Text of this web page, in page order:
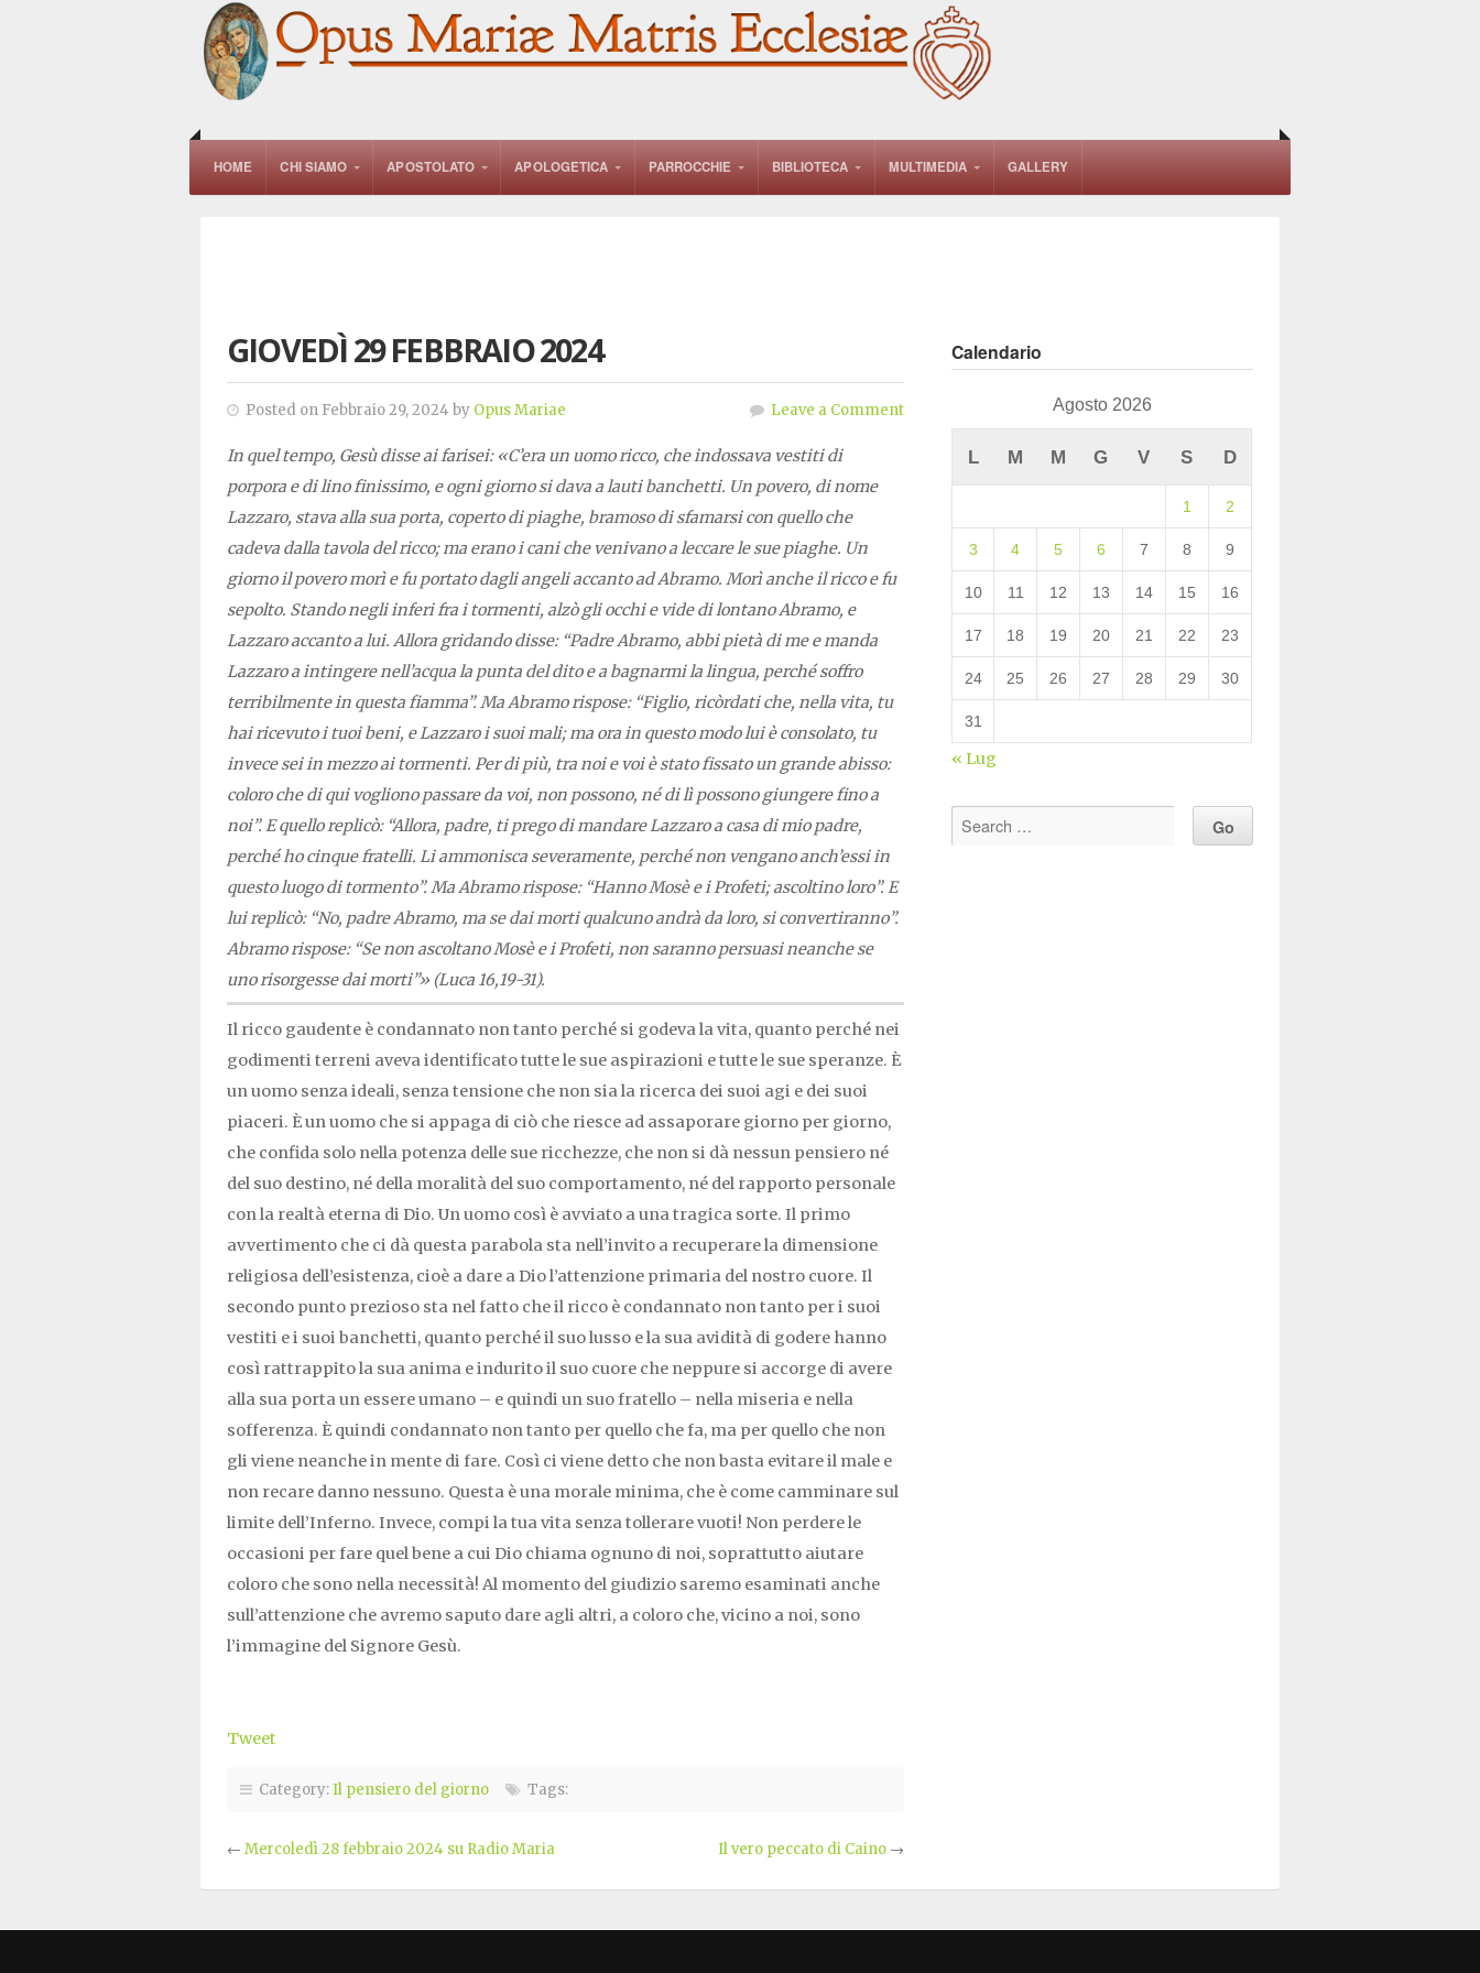
HOME CHI SIAMO APOSTOLATO APOLOGETICA PARROCCHIE BIBLIOTECA MULTIMEDIA GALLERY
GIOVEDÌ 29 FEBBRAIO 2024
Posted on Febbraio 29, 2024 by Opus Mariae Leave a Comment
In quel tempo, Gesù disse ai farisei: «C’era un uomo ricco, che indossava vestiti di
porpora e di lino finissimo, e ogni giorno si dava a lauti banchetti. Un povero, di nome
Lazzaro, stava alla sua porta, coperto di piaghe, bramoso di sfamarsi con quello che
cadeva dalla tavola del ricco; ma erano i cani che venivano a leccare le sue piaghe. Un
giorno il povero morì e fu portato dagli angeli accanto ad Abramo. Morì anche il ricco e fu
sepolto. Stando negli inferi fra i tormenti, alzò gli occhi e vide di lontano Abramo, e
Lazzaro accanto a lui. Allora gridando disse: “Padre Abramo, abbi pietà di me e manda
Lazzaro a intingere nell’acqua la punta del dito e a bagnarmi la lingua, perché soffro
terribilmente in questa fiamma”. Ma Abramo rispose: “Figlio, ricòrdati che, nella vita, tu
hai ricevuto i tuoi beni, e Lazzaro i suoi mali; ma ora in questo modo lui è consolato, tu
invece sei in mezzo ai tormenti. Per di più, tra noi e voi è stato fissato un grande abisso:
coloro che di qui vogliono passare da voi, non possono, né di lì possono giungere fino a
noi”. E quello replicò: “Allora, padre, ti prego di mandare Lazzaro a casa di mio padre,
perché ho cinque fratelli. Li ammonisca severamente, perché non vengano anch’essi in
questo luogo di tormento”. Ma Abramo rispose: “Hanno Mosè e i Profeti; ascoltino loro”. E
lui replicò: “No, padre Abramo, ma se dai morti qualcuno andrà da loro, si convertiranno”.
Abramo rispose: “Se non ascoltano Mosè e i Profeti, non saranno persuasi neanche se
uno risorgesse dai morti”» (Luca 16,19-31).
Il ricco gaudente è condannato non tanto perché si godeva la vita, quanto perché nei
godimenti terreni aveva identificato tutte le sue aspirazioni e tutte le sue speranze. È
un uomo senza ideali, senza tensione che non sia la ricerca dei suoi agi e dei suoi
piaceri. È un uomo che si appaga di ciò che riesce ad assaporare giorno per giorno,
che confida solo nella potenza delle sue ricchezze, che non si dà nessun pensiero né
del suo destino, né della moralità del suo comportamento, né del rapporto personale
con la realtà eterna di Dio. Un uomo così è avviato a una tragica sorte. Il primo
avvertimento che ci dà questa parabola sta nell’invito a recuperare la dimensione
religiosa dell’esistenza, cioè a dare a Dio l’attenzione primaria del nostro cuore. Il
secondo punto prezioso sta nel fatto che il ricco è condannato non tanto per i suoi
vestiti e i suoi banchetti, quanto perché il suo lusso e la sua avidità di godere hanno
così rattrappito la sua anima e indurito il suo cuore che neppure si accorge di avere
alla sua porta un essere umano – e quindi un suo fratello – nella miseria e nella
sofferenza. È quindi condannato non tanto per quello che fa, ma per quello che non
gli viene neanche in mente di fare. Così ci viene detto che non basta evitare il male e
non recare danno nessuno. Questa è una morale minima, che è come camminare sul
limite dell’Inferno. Invece, compi la tua vita senza tollerare vuoti! Non perdere le
occasioni per fare quel bene a cui Dio chiama ognuno di noi, soprattutto aiutare
coloro che sono nella necessità! Al momento del giudizio saremo esaminati anche
sull’attenzione che avremo saputo dare agli altri, a coloro che, vicino a noi, sono
l’immagine del Signore Gesù.
Tweet
Category:Il pensiero del giorno Tags:
← Mercoledì 28 febbraio 2024 su Radio Maria Il vero peccato di Caino→
Calendario
Agosto 2026
L M M G V S D
1 2
3 4 5 6 7 8 9
10 11 12 13 14 15 16
17 18 19 20 21 22 23
24 25 26 27 28 29 30
31
« Lug